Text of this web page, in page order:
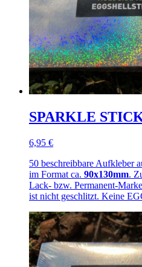
SPARKLE
6,95 €
50 beschreibbare Aufkleber
im Format ca. 90x130mm.
Lack- bzw. Permanent-
ist nicht geschlitzt. Keine